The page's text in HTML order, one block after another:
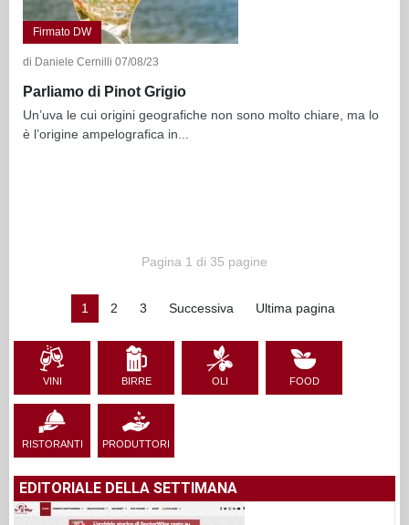
Firmato DW
di Daniele Cernilli 07/08/23
Parliamo di Pinot Grigio
Un’uva le cui origini geografiche non sono molto chiare, ma lo
è l’origine ampelografica in...
Pagina 1 di 35 pagine
1 2 3 Successiva Ultima pagina
VINI BIRRE OLI FOOD
RISTORANTI PRODUTTORI
EDITORIALE DELLA SETTIMANA